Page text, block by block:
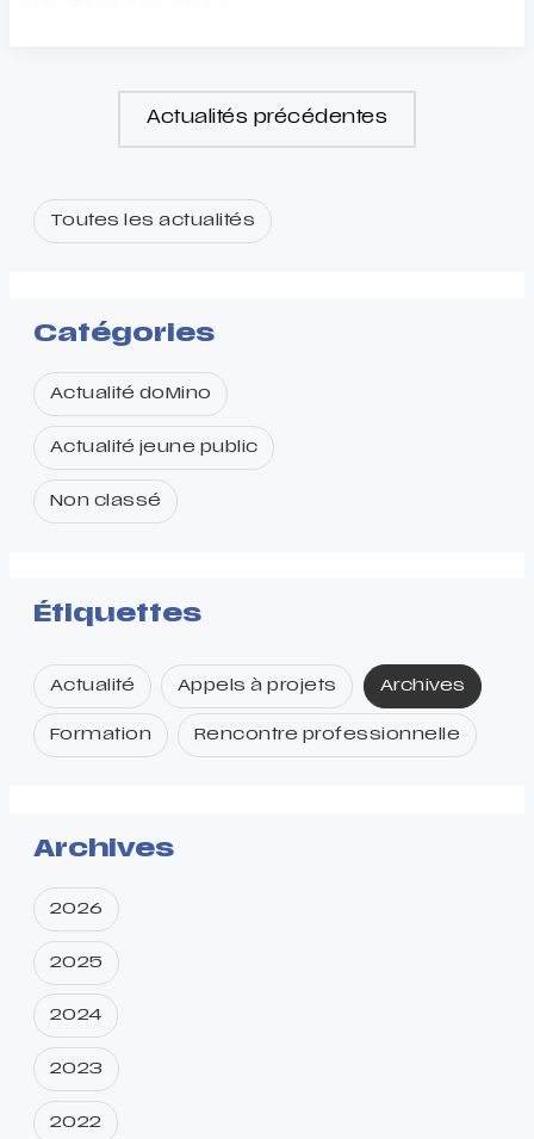
Toutes les actualités
Catégories
Actualité doMino
Actualité jeune public
Non classé
Étiquettes
Actualité Appels à projets Archives
Formation Rencontre professionnelle
Archives
2026
2025
2024
2023
2022
Plateforme
Public
Auvergne-
Actualités précédentes